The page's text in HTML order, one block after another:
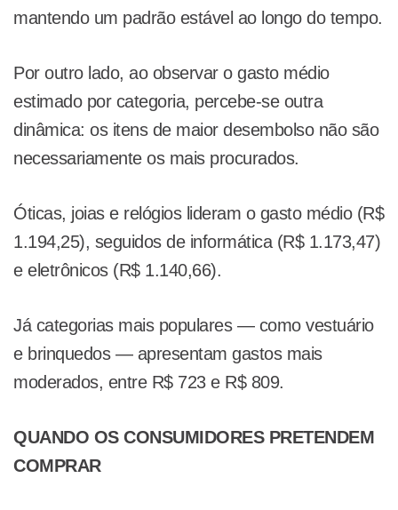
mantendo um padrão estável ao longo do tempo.
Por outro lado, ao observar o gasto médio
estimado por categoria, percebe-se outra
dinâmica: os itens de maior desembolso não são
necessariamente os mais procurados.
Óticas, joias e relógios lideram o gasto médio (R$
1.194,25), seguidos de informática (R$ 1.173,47)
e eletrônicos (R$ 1.140,66).
Já categorias mais populares — como vestuário
e brinquedos — apresentam gastos mais
moderados, entre R$ 723 e R$ 809.
QUANDO OS CONSUMIDORES PRETENDEM
COMPRAR